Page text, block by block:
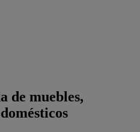
de muebles,